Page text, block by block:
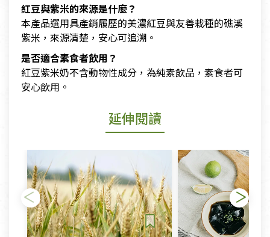
紅豆與紫米的來源是什麼？
本產品選用具產銷履歷的美濃紅豆與友善栽種的礁溪
紫米，來源清楚，安心可追溯。
是否適合素食者飲用？
紅豆紫米奶不含動物性成分，為純素飲品，素食者可
安心飲用。
延伸閱讀